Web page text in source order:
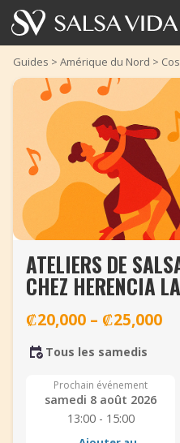
Accueil
Événements
Actualités
Articles
Vidéos
Glossaire
TuneTempo
Ajouter un événement
Guides > Amérique du Nord >
ATELIERS DE
CHEZ HERENCIA
₡20,000 – ₡25,000
Tous les samedis
Prochain événement
samedi 8 août 2026
13:00 - 15:00